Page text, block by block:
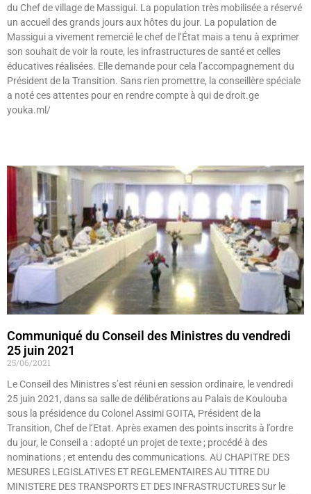
du Chef de village de Massigui. La population très mobilisée a réservé
un accueil des grands jours aux hôtes du jour. La population de
Massigui a vivement remercié le chef de l’État mais a tenu à exprimer
son souhait de voir la route, les infrastructures de santé et celles
éducatives réalisées. Elle demande pour cela l’accompagnement du
Président de la Transition. Sans rien promettre, la conseillère spéciale
a noté ces attentes pour en rendre compte à qui de droit.ge
youka.ml/
Communiqué du Conseil des Ministres du vendredi
25 juin 2021
25/06/2021
Le Conseil des Ministres s’est réuni en session ordinaire, le vendredi
25 juin 2021, dans sa salle de délibérations au Palais de Koulouba
sous la présidence du Colonel Assimi GOITA, Président de la
Transition, Chef de l’Etat. Après examen des points inscrits à l’ordre
du jour, le Conseil a : adopté un projet de texte ; procédé à des
nominations ; et entendu des communications. AU CHAPITRE DES
MESURES LEGISLATIVES ET REGLEMENTAIRES AU TITRE DU
MINISTERE DES TRANSPORTS ET DES INFRASTRUCTURES Sur le